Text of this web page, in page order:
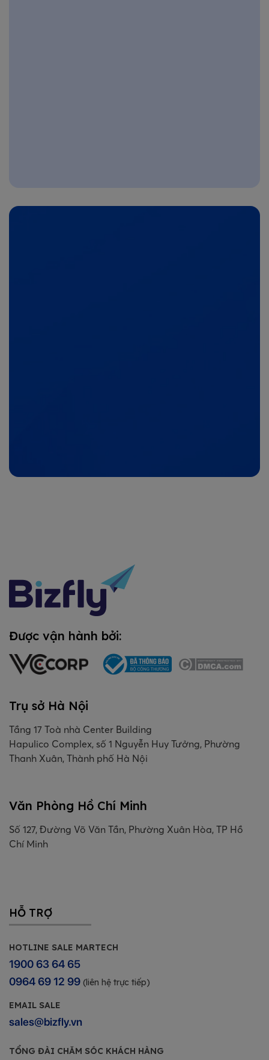
Được vận hành bởi:
Trụ sở Hà Nội
Tầng 17 Toà nhà Center Building
Hapulico Complex, số 1 Nguyễn Huy Tưởng, Phường
Thanh Xuân, Thành phố Hà Nội
Văn Phòng Hồ Chí Minh
Số 127, Đường Võ Văn Tần, Phường Xuân Hòa, TP Hồ
Chí Minh
HỖ TRỢ
HOTLINE SALE MARTECH
1900 63 64 65
0964 69 12 99 (liên hệ trực tiếp)
EMAIL SALE
sales@bizfly.vn
TỔNG ĐÀI CHĂM SÓC KHÁCH HÀNG